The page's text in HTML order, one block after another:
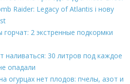
Raider: Legacy of Atlantis і нову
горчат: 2 экстренные подкормки
наливаться: 30 литров под каждое
опадали
огурцах нет плодов: пчелы, азот и